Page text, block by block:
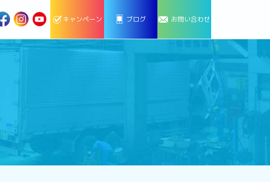
キャンペーン ブログ お問い合わせ